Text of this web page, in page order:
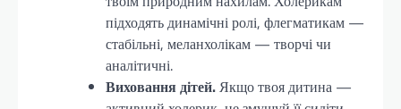
підходять динамічні ролі, флегматикам —
стабільні, меланхолікам — творчі чи
аналітичні.
Виховання дітей.Якщо твоя дитина —